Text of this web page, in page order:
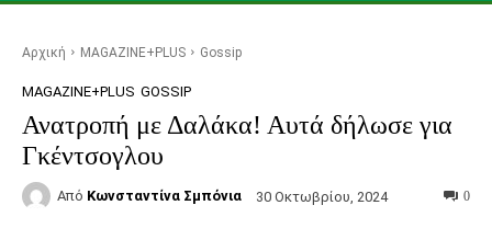
Αρχική MAGAZINE+PLUS Gossip
MAGAZINE+PLUS GOSSIP
Ανατροπή με Δαλάκα! Αυτά δήλωσε για
Γκέντσογλου
Από Κωνσταντίνα Σμπόνια 30 Οκτωβρίου, 2024 0